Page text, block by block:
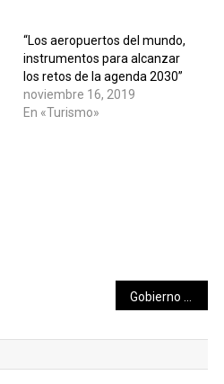
“Los aeropuertos del mundo,
instrumentos para alcanzar
los retos de la agenda 2030”
noviembre 16, 2019
En «Turismo»